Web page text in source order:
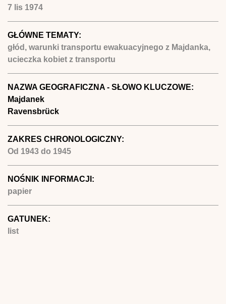
7 lis 1974
GŁÓWNE TEMATY:
głód, warunki transportu ewakuacyjnego z Majdanka,
ucieczka kobiet z transportu
NAZWA GEOGRAFICZNA - SŁOWO KLUCZOWE:
Majdanek
Ravensbrück
ZAKRES CHRONOLOGICZNY:
Od 1943 do 1945
NOŚNIK INFORMACJI:
papier
GATUNEK:
list